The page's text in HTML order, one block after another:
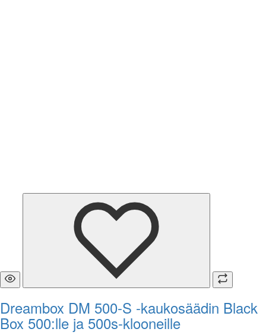
Dreambox DM 500-S -kaukosäädin Black
Box 500:lle ja 500s-klooneille